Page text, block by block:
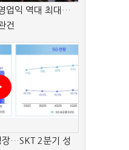
업익 역대 최대…
건
장…SKT 2분기 성